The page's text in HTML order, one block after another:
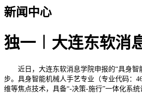
新闻中心
独一︱大连东软消
近日，大连东软消息学院申报的“具身智
步。具身智能机械人手艺专业（专业代码：
维等焦点技术，具备“-决策-施行”一体化系